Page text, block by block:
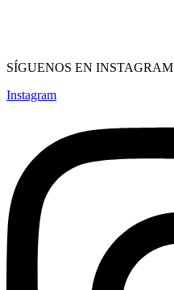
SÍGUENOS EN INSTAGRAM
Instagram